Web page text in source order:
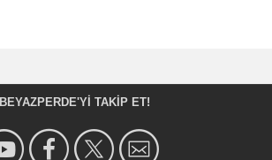
BEYAZPERDE'YI TAKIP ET!